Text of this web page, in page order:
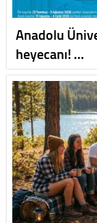
Anadolu
heyecanı! …